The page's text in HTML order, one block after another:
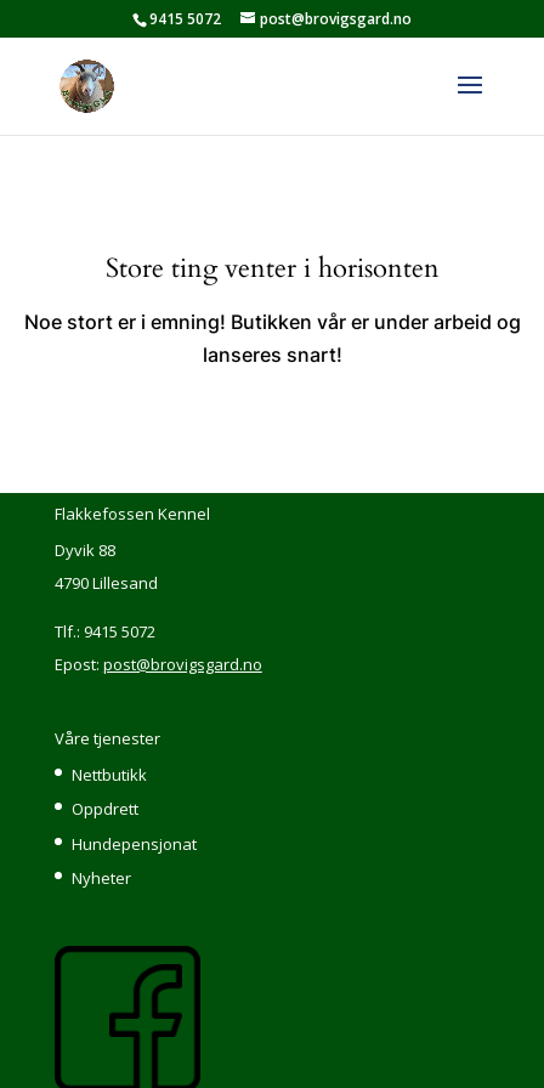
9415 5072 post@brovigsgard.no
Store ting venter i horisonten
Noe stort er i emning! Butikken vår er under arbeid og
lanseres snart!
Flakkefossen Kennel
Dyvik 88
4790 Lillesand
Tlf.: 9415 5072
Epost: post@brovigsgard.no
Våre tjenester
Nettbutikk
Oppdrett
Hundepensjonat
Nyheter